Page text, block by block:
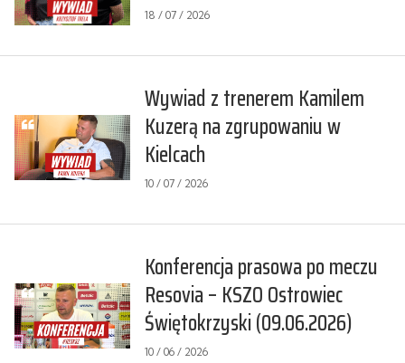
18 / 07 / 2026
Wywiad z trenerem Kamilem
Kuzerą na zgrupowaniu w
Kielcach
10 / 07 / 2026
Konferencja prasowa po meczu
Resovia – KSZO Ostrowiec
Świętokrzyski (09.06.2026)
10 / 06 / 2026